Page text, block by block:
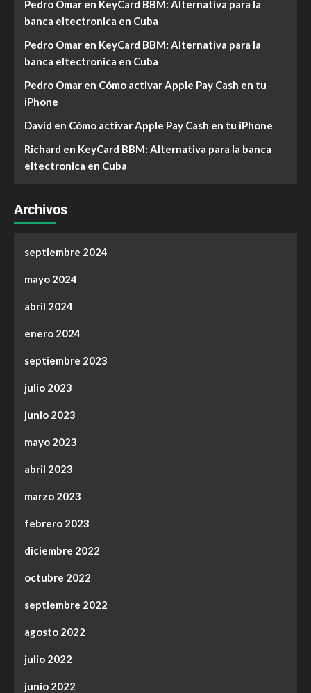
Pedro Omar en KeyCard BBM: Alternativa para la
banca eltectronica en Cuba
Pedro Omar en KeyCard BBM: Alternativa para la
banca eltectronica en Cuba
Pedro Omar en Cómo activar Apple Pay Cash en tu
iPhone
David en Cómo activar Apple Pay Cash en tu iPhone
Richard en KeyCard BBM: Alternativa para la banca
eltectronica en Cuba
Archivos
septiembre 2024
mayo 2024
abril 2024
enero 2024
septiembre 2023
julio 2023
junio 2023
mayo 2023
abril 2023
marzo 2023
febrero 2023
diciembre 2022
octubre 2022
septiembre 2022
agosto 2022
julio 2022
junio 2022